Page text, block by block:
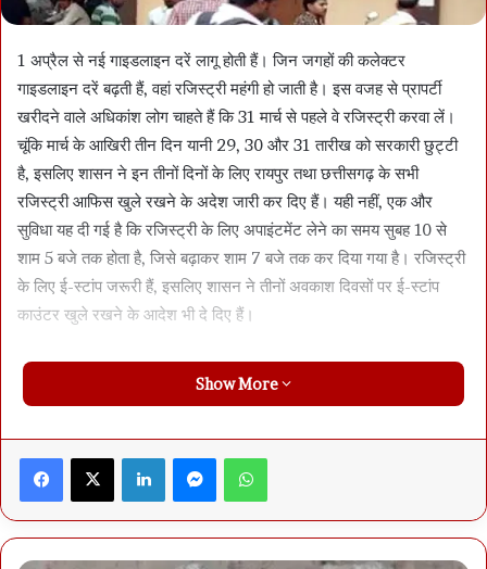
1 अप्रैल से नई गाइडलाइन दरें लागू होती हैं। जिन जगहों की कलेक्टर
गाइडलाइन दरें बढ़ती हैं, वहां रजिस्ट्री महंगी हो जाती है। इस वजह से प्रापर्टी
खरीदने वाले अधिकांश लोग चाहते हैं कि 31 मार्च से पहले वे रजिस्ट्री करवा लें।
चूंकि मार्च के आखिरी तीन दिन यानी 29, 30 और 31 तारीख को सरकारी छुट्टी
है, इसलिए शासन ने इन तीनों दिनों के लिए रायपुर तथा छत्तीसगढ़ के सभी
रजिस्ट्री आफिस खुले रखने के अदेश जारी कर दिए हैं। यही नहीं, एक और
सुविधा यह दी गई है कि रजिस्ट्री के लिए अपाइंटमेंट लेने का समय सुबह 10 से
शाम 5 बजे तक होता है, जिसे बढ़ाकर शाम 7 बजे तक कर दिया गया है। रजिस्ट्री
के लिए ई-स्टांप जरूरी हैं, इसलिए शासन ने तीनों अवकाश दिवसों पर ई-स्टांप
काउंटर खुले रखने के आदेश भी दे दिए हैं।
Show More
Facebook X LinkedIn